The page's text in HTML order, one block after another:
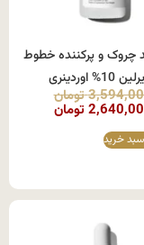
و پرکننده خطوط
اوردینری
تومان
تومان
خرید